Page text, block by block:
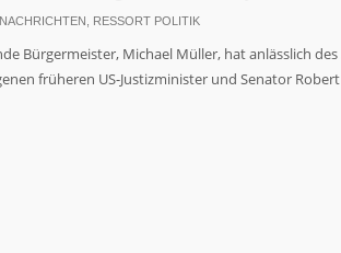
RESSORT POLITIK
Bürgermeister, Michael Müller, hat anlässlich
früheren US-Justizminister und Senator